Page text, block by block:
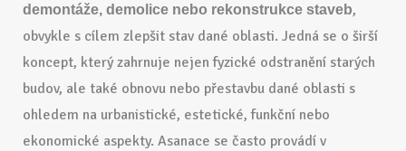
demontáže, demolice nebo rekonstrukce staveb,
obvykle s cílem zlepšit stav dané oblasti. Jedná se o širší
koncept, který zahrnuje nejen fyzické odstranění starých
budov, ale také obnovu nebo přestavbu dané oblasti s
ohledem na urbanistické, estetické, funkční nebo
ekonomické aspekty. Asanace se často provádí v